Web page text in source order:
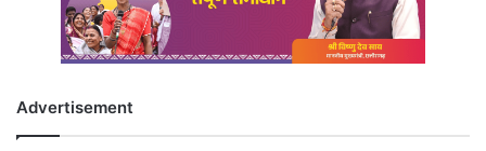
Advertisement